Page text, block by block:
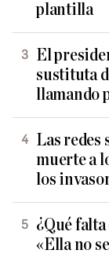
plantilla
El
sustituta
llamando
Las redes
muerte a
los
¿Qué
«Ella no